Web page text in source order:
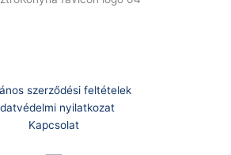
szerződési feltételek
nyilatkozat
Kapcsolat